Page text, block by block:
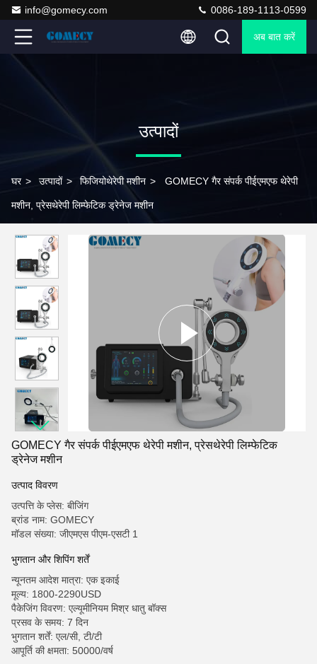
info@gomecy.com 0086-189-1113-0599
अब बात करें
उत्पादों
घर > उत्पादों > फिजियोथेरेपी मशीन > GOMECY गैर संपर्क पीईएमएफ थेरेपी
मशीन, प्रेसथेरेपी लिम्फेटिक ड्रेनेज मशीन
GOMECY गैर संपर्क पीईएमएफ थेरेपी मशीन, प्रेसथेरेपी लिम्फेटिक
ड्रेनेज मशीन
उत्पाद विवरण
उत्पत्ति के प्लेस: बीजिंग
ब्रांड नाम: GOMECY
मॉडल संख्या: जीएमएस पीएम-एसटी 1
भुगतान और शिपिंग शर्तें
न्यूनतम आदेश मात्रा: एक इकाई
मूल्य: 1800-2290USD
पैकेजिंग विवरण: एल्यूमीनियम मिश्र धातु बॉक्स
प्रसव के समय: 7 दिन
भुगतान शर्तें: एल/सी, टी/टी
आपूर्ति की क्षमता: 50000/वर्ष